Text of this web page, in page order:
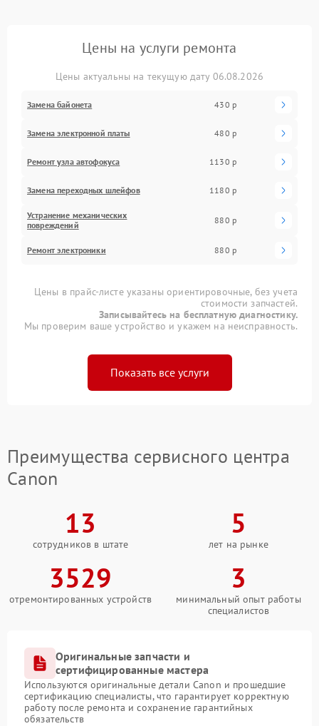
Цены на услуги ремонта
Цены актуальны на текущую дату 06.08.2026
Замена байонета 430 р
Замена электронной платы 480 р
Ремонт узла автофокуса 1130 р
Замена переходных шлейфов 1180 р
Устранение механических
повреждений
880 р
Ремонт электроники 880 р
Цены в прайс-листе указаны ориентировочные, без учета
стоимости запчастей.
Записывайтесь на бесплатную диагностику.
Мы проверим ваше устройство и укажем на неисправность.
Показать все услуги
Преимущества сервисного центра
Canon
13
сотрудников в штате
5
лет на рынке
3529
отремонтированных устройств
3
минимальный опыт работы
специалистов
Оригинальные запчасти и
сертифицированные мастера
Используются оригинальные детали Canon и прошедшие
сертификацию специалисты, что гарантирует корректную
работу после ремонта и сохранение гарантийных
обязательств